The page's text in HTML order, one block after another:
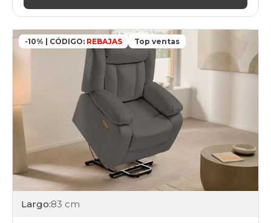
-10% | CÓDIGO: REBAJAS Top ventas
Largo:83 cm